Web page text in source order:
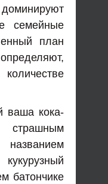
семейные
план
ваша кока-
батончике